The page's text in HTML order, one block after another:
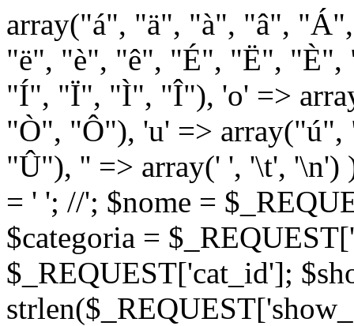
array("á", "ä", "à", "â",
"ë", "è", "ê", "É", "Ë",
"Í", "Ï", "Ì", "Î"), 'o' =>
"Ò", "Ô"), 'u' =>
"Û"), '' => array(' ', '\t',
= ' '; //'; $nome =
$categoria =
$_REQUEST['cat_id'];